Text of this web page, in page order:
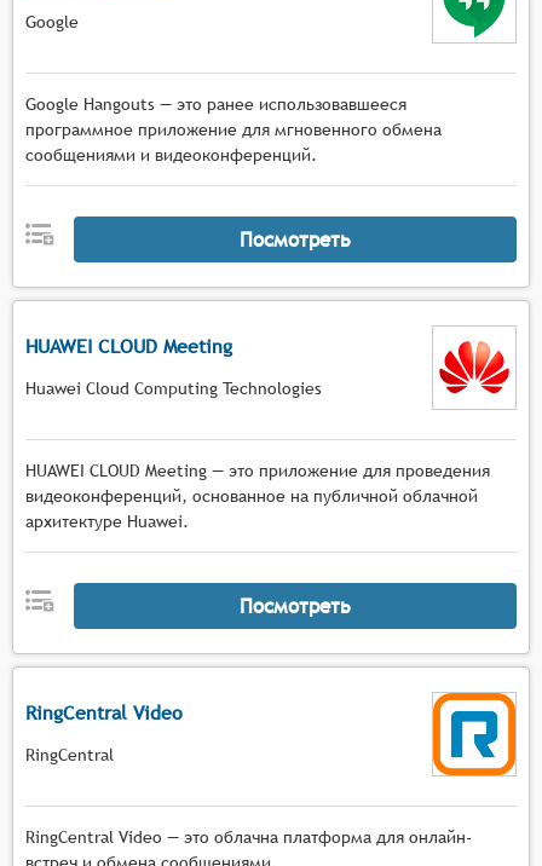
Google
Google Hangouts — это ранее использовавшееся
программное приложение для мгновенного обмена
сообщениями и видеоконференций.
Посмотреть
HUAWEI CLOUD Meeting
Huawei Cloud Computing Technologies
HUAWEI CLOUD Meeting — это приложение для проведения
видеоконференций, основанное на публичной облачной
архитектуре Huawei.
Посмотреть
RingCentral Video
RingCentral
RingCentral Video — это облачна платформа для онлайн-